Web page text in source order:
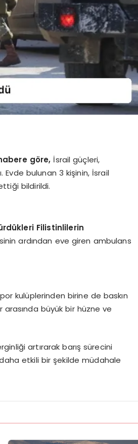
göre, İsrail güçleri,
Evde bulunan 3 kişinin, İsrail
bildirildi.
Filistinlilerin
ardından eve giren ambulans
kulüplerinden birine de baskın
arasında büyük bir hüzne ve
artırarak barış sürecini
etkili bir şekilde müdahale